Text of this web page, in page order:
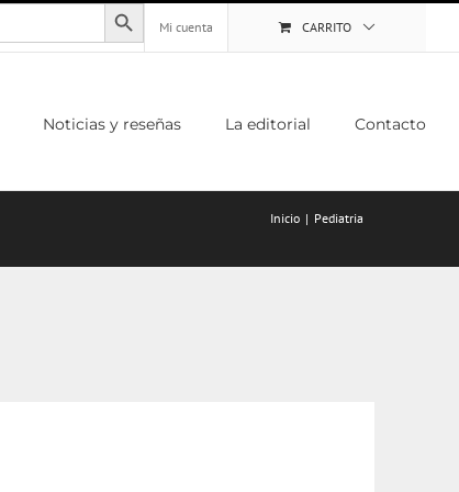
Mi cuenta
CARRITO
Noticias y reseñas La editorial Contacto
Inicio Pediatria